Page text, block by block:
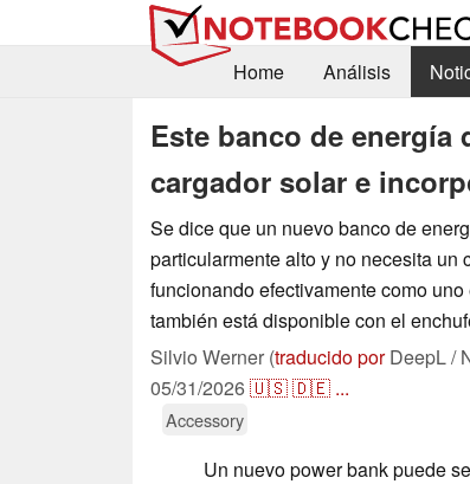
Home
Análisis
Este banco de energía
cargador solar e
Se dice que un nuevo banco de
particularmente alto y no necesita un
funcionando efectivamente como
también está disponible con el
Silvio Werner (traducido porDeepL /
05/31/2026🇺🇸🇩🇪 ...
Accessory
Un nuevo power bank puede